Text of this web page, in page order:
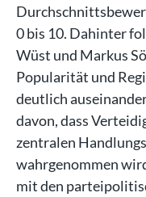
0 bis 10. Dahinter
Wüst und Markus
Popularität und
deutlich
davon, dass
zentralen
wahrgenommen
mit den